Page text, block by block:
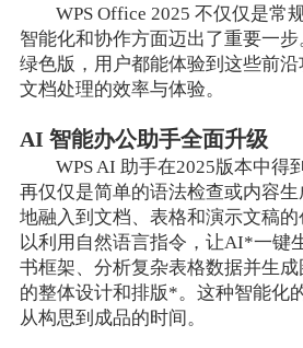
WPS Office 2025 不仅仅是常
智能化和协作方面迈出了重要一
绿色版，用户都能体验到这些前
文档处理的效率与体验。
AI 智能办公助手全面升级
WPS AI 助手在2025版本中得
再仅仅是简单的语法检查或内容
地融入到文档、表格和演示文稿
以利用自然语言指令，让AI*一键
书框架、分析复杂表格数据并生成
的整体设计和排版*。这种智能化
从构思到成品的时间。